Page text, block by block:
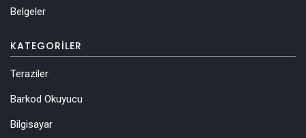
Belgeler
KATEGORILER
Teraziler
Barkod Okuyucu
Bilgisayar